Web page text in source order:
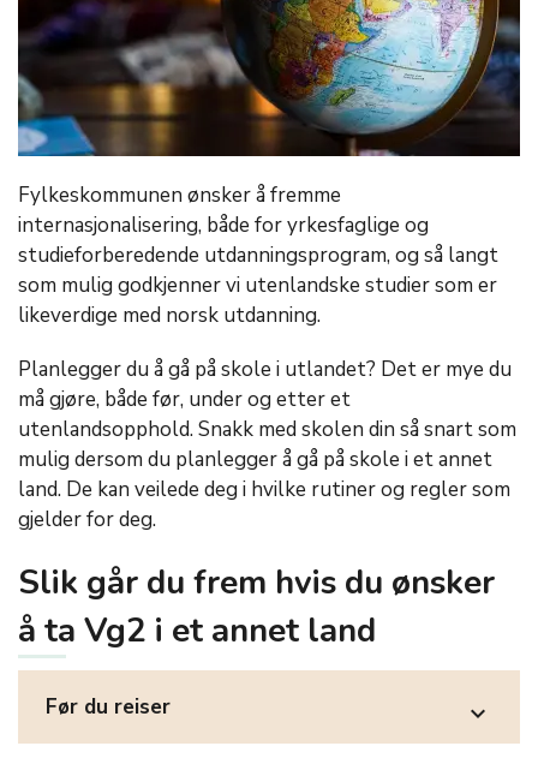
Fylkeskommunen ønsker å fremme
internasjonalisering, både for yrkesfaglige og
studieforberedende utdanningsprogram, og så langt
som mulig godkjenner vi utenlandske studier som er
likeverdige med norsk utdanning.
Planlegger du å gå på skole i utlandet? Det er mye du
må gjøre, både før, under og etter et
utenlandsopphold. Snakk med skolen din så snart som
mulig dersom du planlegger å gå på skole i et annet
land. De kan veilede deg i hvilke rutiner og regler som
gjelder for deg.
Slik går du frem hvis du ønsker
å ta Vg2 i et annet land
Før du reiser expand_more